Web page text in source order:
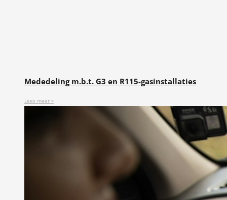
Mededeling m.b.t. G3 en R115-gasinstallaties
Lees meer »